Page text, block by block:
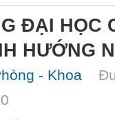
ĐẠI HỌC
HƯỚNG
- Khoa